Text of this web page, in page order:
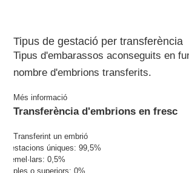
Tipus de gestació per transferència
Tipus d'embarassos aconseguits en
nombre d'embrions transferits.
Més informació
Transferència d'embrions en fresc
Transferint un embrió
Gestacions úniques: 99,5%
Gemel·lars: 0,5%
Triples o superiors: 0%